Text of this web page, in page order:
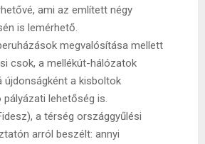
ami az említett négy
is lemérhető.
megvalósítása mellett
csok, a mellékút-hálózatok
újdonságként a kisboltok
lehetőség is.
a térség országgyűlési
arról beszélt: annyi